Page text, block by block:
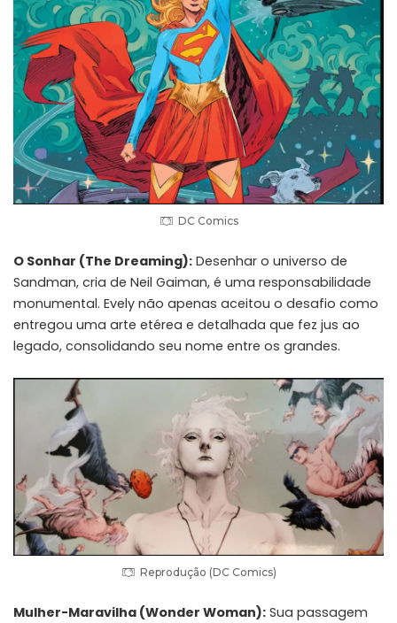
DC Comics
O Sonhar (The Dreaming): Desenhar o universo de
Sandman, cria de Neil Gaiman, é uma responsabilidade
monumental. Evely não apenas aceitou o desafio como
entregou uma arte etérea e detalhada que fez jus ao
legado, consolidando seu nome entre os grandes.
Reprodução (DC Comics)
Mulher-Maravilha (Wonder Woman): Sua passagem